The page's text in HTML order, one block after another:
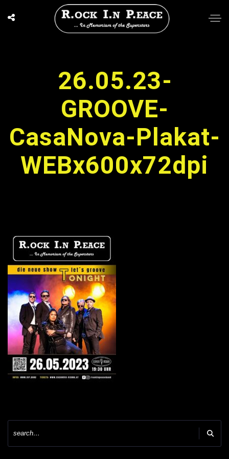
26.05.23-
GROOVE-
CasaNova-Plakat-
WEBx600x72dpi